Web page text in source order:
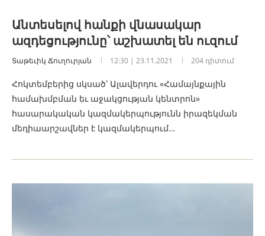
Անտեսելով հանքի վնասակար
ազդեցությունը՝ աշխատել են ուզում
Տաթեւիկ Ճուղուրյան 12:30 | 23.11.2021 204 դիտում
Հոկտեմբերից սկսած՝ Ալավերդու «Համայնքային
համախմբման եւ աջակցության կենտրոն»
հասարակական կազմակերպությունն իրազեկման
մեդիաարշավներ է կազմակերպում…